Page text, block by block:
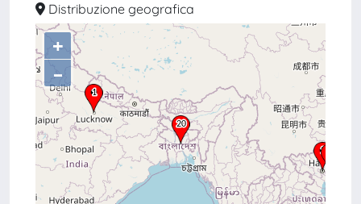
Distribuzione geografica
+
–